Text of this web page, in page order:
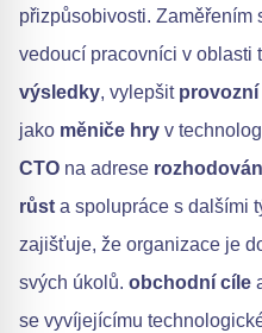
přizpůsobivosti. Zaměřením
vedoucí pracovníci v oblasti
výsledky, vylepšit
jako měniče hry v
CTO na adrese
růst a spolupráce s dalšími
zajišťuje, že organizace je
svých úkolů. obchodní cíle
se vyvíjejícímu